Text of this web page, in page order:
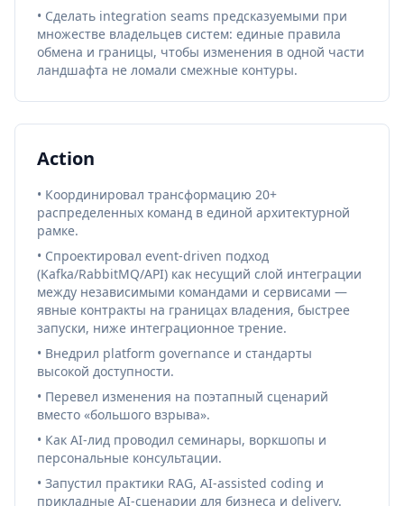
• Сделать integration seams предсказуемыми при
множестве владельцев систем: единые правила
обмена и границы, чтобы изменения в одной части
ландшафта не ломали смежные контуры.
Action
• Координировал трансформацию 20+
распределенных команд в единой архитектурной
рамке.
• Спроектировал event-driven подход
(Kafka/RabbitMQ/API) как несущий слой интеграции
между независимыми командами и сервисами —
явные контракты на границах владения, быстрее
запуски, ниже интеграционное трение.
• Внедрил platform governance и стандарты
высокой доступности.
• Перевел изменения на поэтапный сценарий
вместо «большого взрыва».
• Как AI-лид проводил семинары, воркшопы и
персональные консультации.
• Запустил практики RAG, AI-assisted coding и
прикладные AI-сценарии для бизнеса и delivery.